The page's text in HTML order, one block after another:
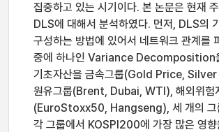
집중하고 있는 시기이다. 본 논문은 현재
DLS에 대해서 분석하였다. 먼저, DLS의
구성하는 방법에 있어서 네트워크 관계를
중에 하나인 Variance Decomposition
기초자산을 금속그룹(Gold Price,
원유그룹(Brent, Dubai, WTI), 해외위험
(EuroStoxx50, Hangseng), 세 개의 그
각 그룹에서 KOSPI200에 가장 많은 영향